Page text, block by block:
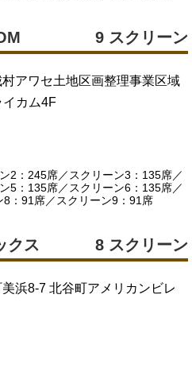
9 スクリーン
アワセ土地区画整理事業区域
イカム4F
2：245席／スクリーン3：135席／
5：135席／スクリーン6：135席／
：91席／スクリーン9：91席
クス 8 スクリーン
浜8-7 北谷町アメリカンビレ